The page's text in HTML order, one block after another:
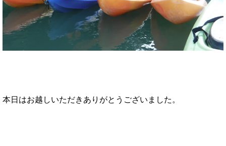
本日はお越しいただきありがとうございました。